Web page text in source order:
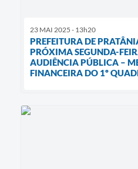
23 MAI 2025 - 13h20
PREFEITURA DE
PRÓXIMA SEGUNDA-
AUDIÊNCIA PÚBLICA –
FINANCEIRA DO 1º